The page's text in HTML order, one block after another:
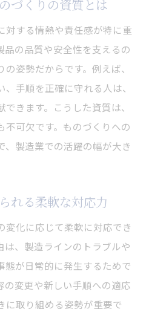
づくりの資質とは
対する情熱や責任感が特に重
の品質や安全性を支えるの
姿勢だからです。例えば、
手順を正確に守れる人は、
きます。こうした資質は、
不可欠です。ものづくりへの
製造業での活躍の幅が大き
れる柔軟な対応力
変化に応じて柔軟に対応でき
は、製造ラインのトラブルや
態が日常的に発生するためで
の変更や新しい手順への適応
に取り組める姿勢が重要で